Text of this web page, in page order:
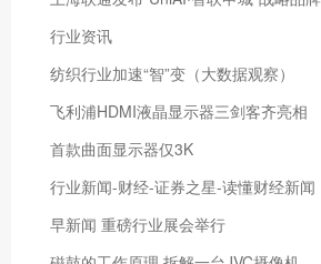
行业资讯
纺织行业加速“智”变（大数据观察）
飞利浦HDMI液晶显示器三剑客齐亮相
首款曲面显示器仅3K
行业新闻-财经-证券之星-读懂财经新闻
早新闻 重磅行业展会举行